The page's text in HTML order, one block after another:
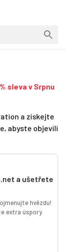
sleva v Srpnu
a získejte
abyste objevili
a ušetřete
hvězdu!
extra úspory.